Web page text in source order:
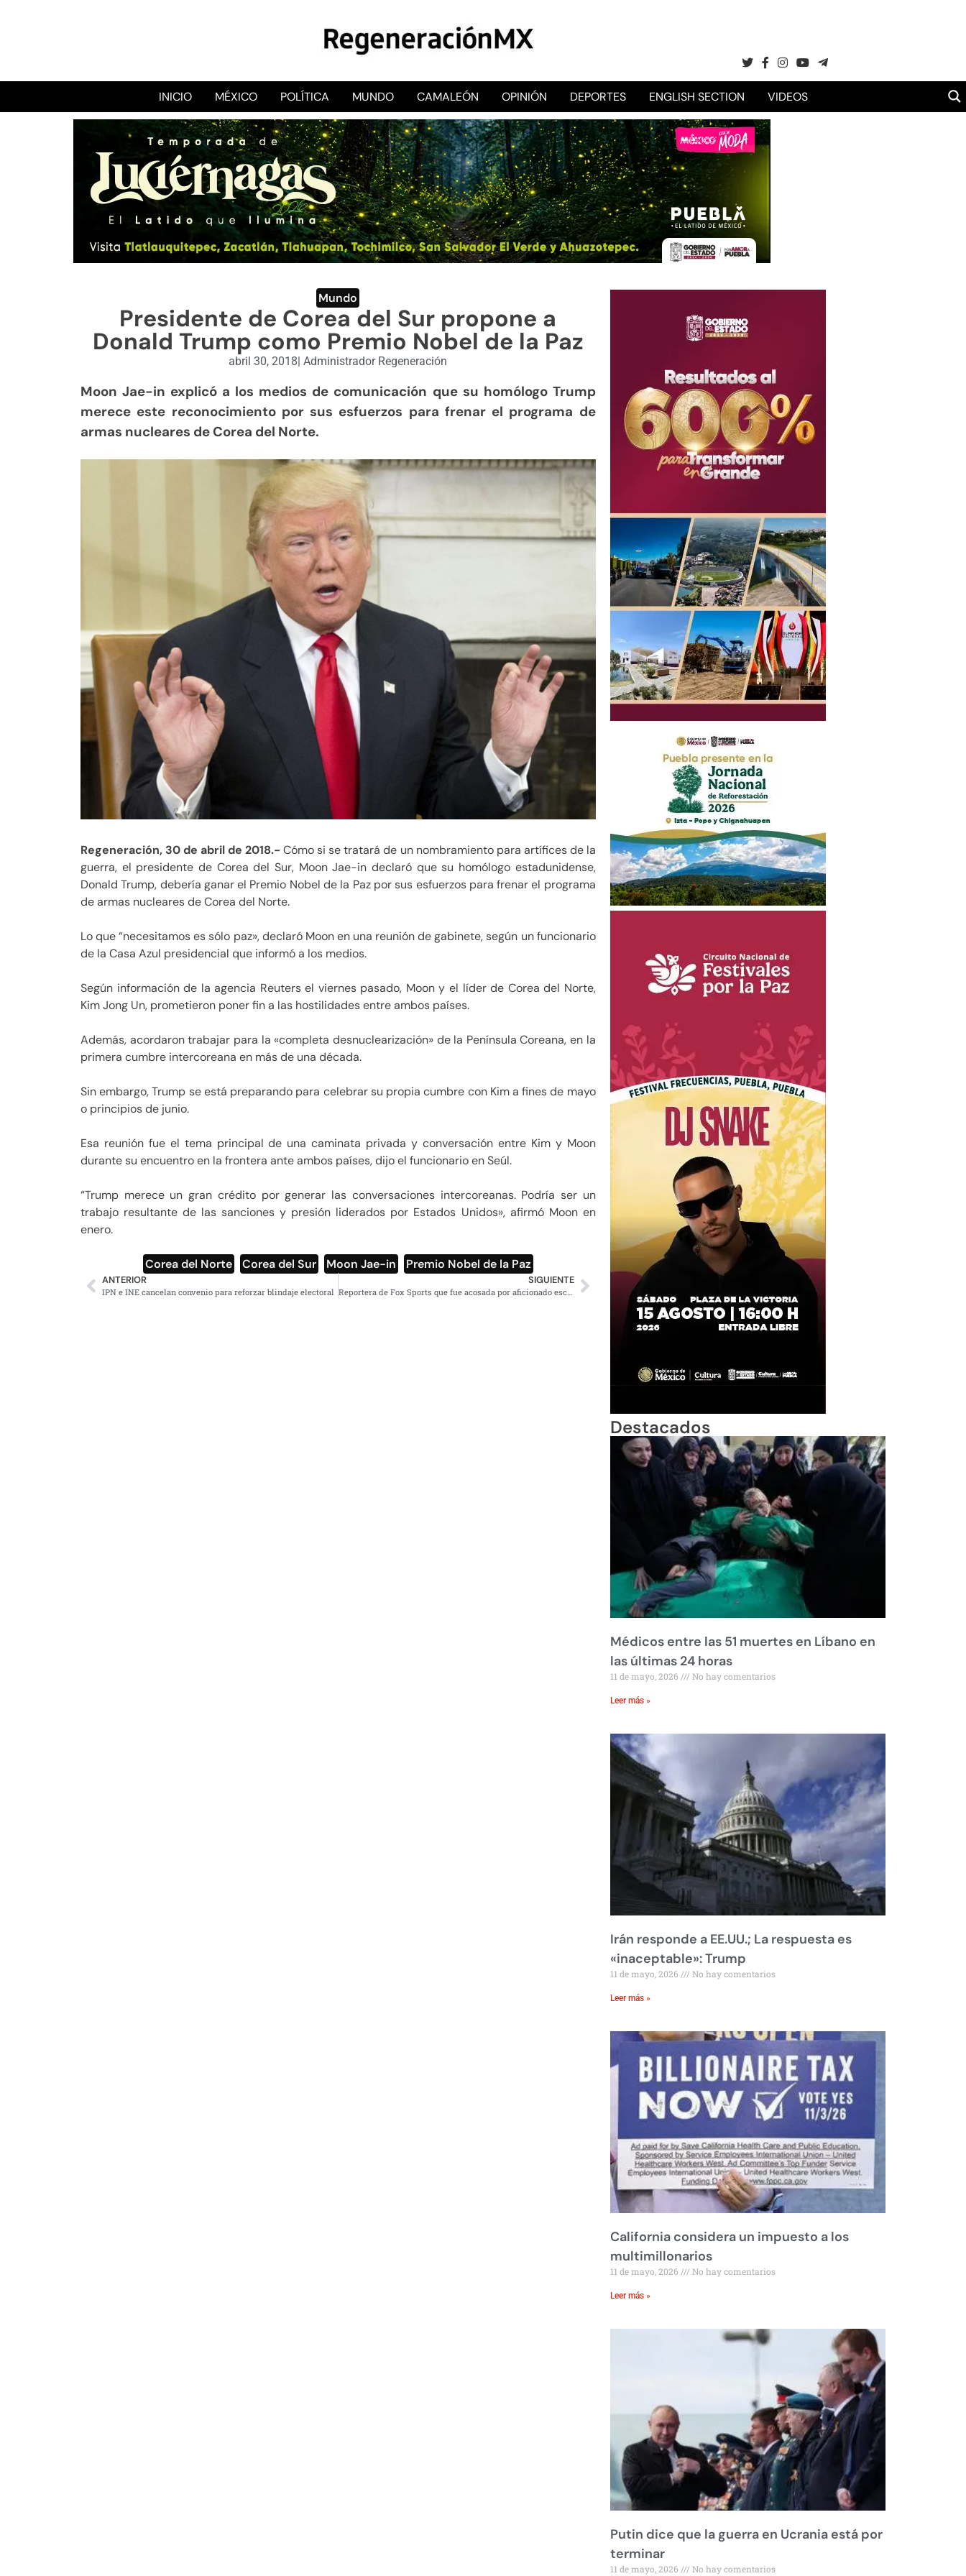
RegeneraciónMX
Sitio de noticias libre e independiente
INICIO MÉXICO POLÍTICA MUNDO CAMALEÓN OPINIÓN DEPORTES ENGLISH SECTION VIDEOS
Mundo
Presidente de Corea del Sur propone a
Donald Trump como Premio Nobel de la Paz
abril 30, 2018 Administrador Regeneración
Moon Jae-in explicó a los medios de comunicación que su homólogo Trump
merece este reconocimiento por sus esfuerzos para frenar el programa de
armas nucleares de Corea del Norte.
Regeneración, 30 de abril de 2018.- Cómo si se tratará de un nombramiento para artífices de la
guerra, el presidente de Corea del Sur, Moon Jae-in declaró que su homólogo estadunidense,
Donald Trump, debería ganar el Premio Nobel de la Paz por sus esfuerzos para frenar el programa
de armas nucleares de Corea del Norte.
Lo que “necesitamos es sólo paz», declaró Moon en una reunión de gabinete, según un funcionario
de la Casa Azul presidencial que informó a los medios.
Según información de la agencia Reuters el viernes pasado, Moon y el líder de Corea del Norte,
Kim Jong Un, prometieron poner fin a las hostilidades entre ambos países.
Además, acordaron trabajar para la «completa desnuclearización» de la Península Coreana, en la
primera cumbre intercoreana en más de una década.
Sin embargo, Trump se está preparando para celebrar su propia cumbre con Kim a fines de mayo
o principios de junio.
Esa reunión fue el tema principal de una caminata privada y conversación entre Kim y Moon
durante su encuentro en la frontera ante ambos países, dijo el funcionario en Seúl.
“Trump merece un gran crédito por generar las conversaciones intercoreanas. Podría ser un
trabajo resultante de las sanciones y presión liderados por Estados Unidos», afirmó Moon en
enero.
Corea del Norte Corea del Sur Moon Jae-in Premio Nobel de la Paz
ANTERIOR
IPN e INE cancelan convenio para reforzar blindaje electoral
SIGUIENTE
Reportera de Fox Sports que fue acosada por aficionado escribe comunicado en Twitter
Destacados
Médicos entre las 51 muertes en Líbano en
las últimas 24 horas
11 de mayo, 2026 No hay comentarios
Leer más »
Irán responde a EE.UU.; La respuesta es
«inaceptable»: Trump
11 de mayo, 2026 No hay comentarios
Leer más »
California considera un impuesto a los
multimillonarios
11 de mayo, 2026 No hay comentarios
Leer más »
Putin dice que la guerra en Ucrania está por
terminar
11 de mayo, 2026 No hay comentarios